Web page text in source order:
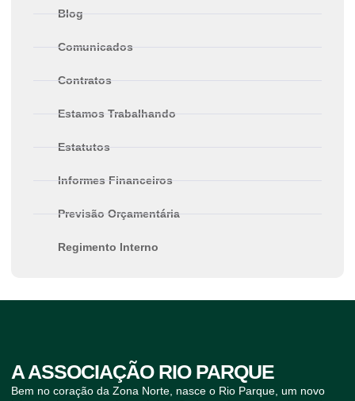
Blog
Comunicados
Contratos
Estamos Trabalhando
Estatutos
Informes Financeiros
Previsão Orçamentária
Regimento Interno
A ASSOCIAÇÃO RIO PARQUE
Bem no coração da Zona Norte, nasce o Rio Parque, um novo